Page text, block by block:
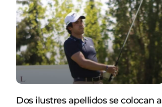
Dos ilustres apellidos se colocan a